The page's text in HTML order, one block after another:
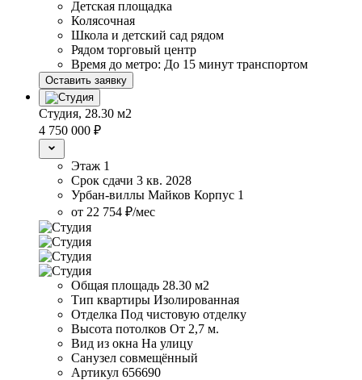
Детская площадка
Колясочная
Школа и детский сад рядом
Рядом торговый центр
Время до метро: До 15 минут транспортом
Оставить заявку
Студия, 28.30 м2
4 750 000 ₽
Этаж 1
Срок сдачи 3 кв. 2028
Урбан-виллы Майков Корпус 1
от 22 754 ₽/мес
Общая площадь 28.30 м2
Тип квартиры Изолированная
Отделка Под чистовую отделку
Высота потолков От 2,7 м.
Вид из окна На улицу
Санузел совмещённый
Артикул 656690